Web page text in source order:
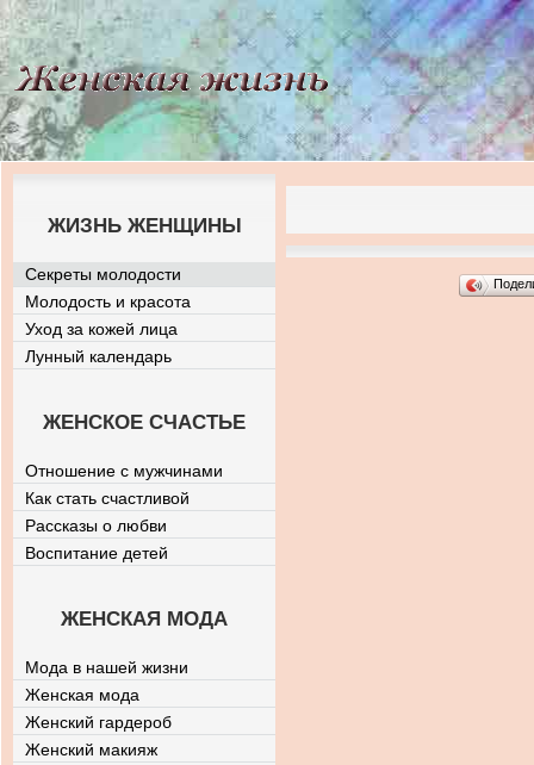
ЖИЗНЬ ЖЕНЩИНЫ
Секреты молодости
Молодость и красота
Уход за кожей лица
Лунный календарь
ЖЕНСКОЕ СЧАСТЬЕ
Отношение с мужчинами
Как стать счастливой
Рассказы о любви
Воспитание детей
ЖЕНСКАЯ МОДА
Мода в нашей жизни
Женская мода
Женский гардероб
Женский макияж